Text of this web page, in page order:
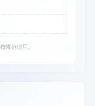
规范使用。